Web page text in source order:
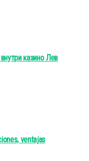
казино Лев
ventajas